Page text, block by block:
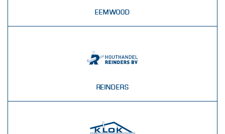
EEMWOOD
REINDERS